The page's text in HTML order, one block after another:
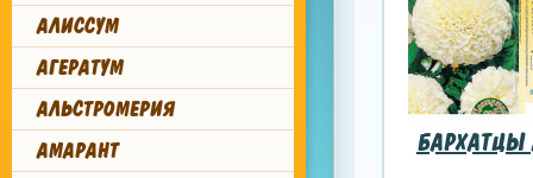
АЛИССУМ
АГЕРАТУМ
АЛЬСТРОМЕРИЯ
АМАРАНТ
БАРХАТЦЫ